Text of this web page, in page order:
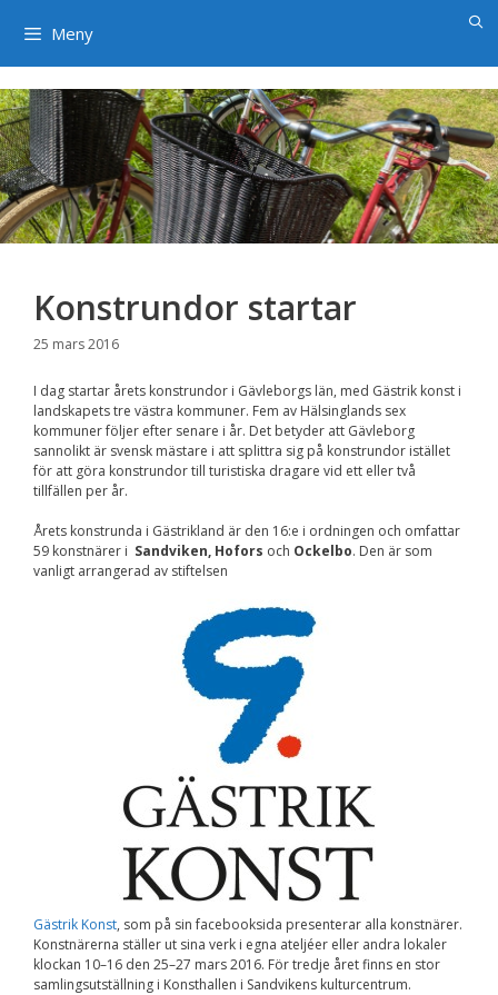
Meny
Konstrundor startar
25 mars 2016
I dag startar årets konstrundor i Gävleborgs län, med Gästrik konst i
landskapets tre västra kommuner. Fem av Hälsinglands sex
kommuner följer efter senare i år. Det betyder att Gävleborg
sannolikt är svensk mästare i att splittra sig på konstrundor istället
för att göra konstrundor till turistiska dragare vid ett eller två
tillfällen per år.
Årets konstrunda i Gästrikland är den 16:e i ordningen och omfattar
59 konstnärer i Sandviken, Hofors och Ockelbo. Den är som
vanligt arrangerad av stiftelsen
Gästrik Konst, som på sin facebooksida presenterar alla konstnärer.
Konstnärerna ställer ut sina verk i egna ateljéer eller andra lokaler
klockan 10–16 den 25–27 mars 2016. För tredje året finns en stor
samlingsutställning i Konsthallen i Sandvikens kulturcentrum.
×
Dessa kakor går
inte att välja
hemsidan över
huvud taget
För att vi ska
kunna
hemsidans
funktionalitet
och
uppbyggnad,
baserat på
hur
hemsidan
används.